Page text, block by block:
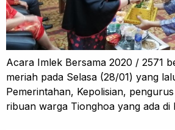
Acara Imlek Bersama 2020 / 2571
meriah pada Selasa (28/01) yang
Pemerintahan, Kepolisian,
ribuan warga Tionghoa yang ada di